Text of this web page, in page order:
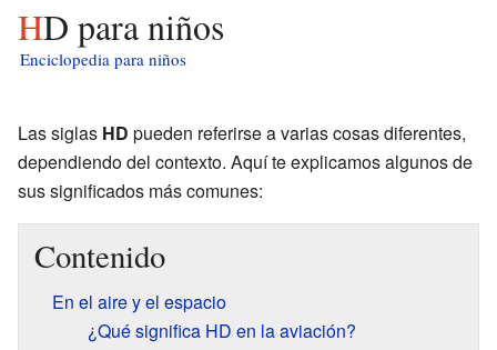
HD para niños
Enciclopedia para niños
Las siglas HD pueden referirse a varias cosas diferentes,
dependiendo del contexto. Aquí te explicamos algunos de
sus significados más comunes:
Contenido
En el aire y el espacio
¿Qué significa HD en la aviación?